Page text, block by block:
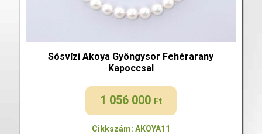
Sósvízi Akoya Gyöngysor Fehérarany
Kapoccsal
1 056 000 Ft
Cikkszám: AKOYA11